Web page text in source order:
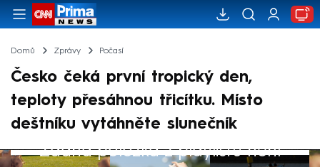
Domů Zprávy Počasí
Česko čeká první tropický den,
teploty přesáhnou třicítku. Místo
deštníku vytáhněte slunečník
Žádná položka z playlistu není